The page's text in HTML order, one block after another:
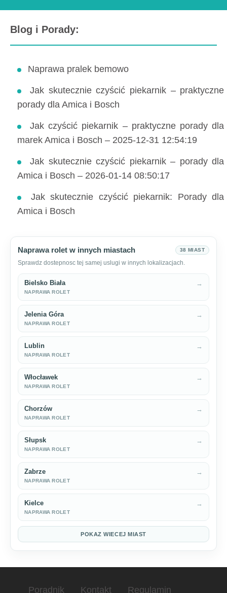
Blog i Porady:
Naprawa pralek bemowo
Jak skutecznie czyścić piekarnik – praktyczne
porady dla Amica i Bosch
Jak czyścić piekarnik – praktyczne porady dla
marek Amica i Bosch – 2025-12-31 12:54:19
Jak skutecznie czyścić piekarnik – porady dla
Amica i Bosch – 2026-01-14 08:50:17
Jak skutecznie czyścić piekarnik: Porady dla
Amica i Bosch
Naprawa rolet w innych miastach 38 MIAST
Sprawdz dostepnosc tej samej uslugi w innych lokalizacjach.
Bielsko Biała
NAPRAWA ROLET
→
Jelenia Góra
NAPRAWA ROLET
→
Lublin
NAPRAWA ROLET
→
Włocławek
NAPRAWA ROLET
→
Chorzów
NAPRAWA ROLET
→
Słupsk
NAPRAWA ROLET
→
Zabrze
NAPRAWA ROLET
→
Kielce
NAPRAWA ROLET
→
POKAZ WIECEJ MIAST
Poradnik Kontakt Regulamin